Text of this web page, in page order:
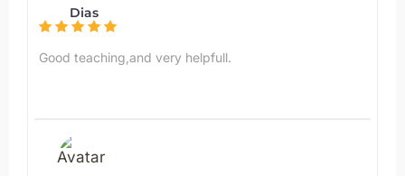
Dias
Good teaching,and very helpfull.